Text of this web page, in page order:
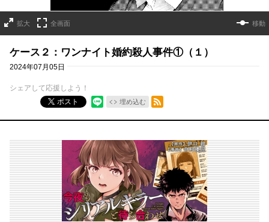
拡大 全画面 移動
ケース２：ワンナイト婚約殺人事件①（１）
2024年07月05日
シェアして応援しよう！
ポスト
埋め込む
RSSフィード